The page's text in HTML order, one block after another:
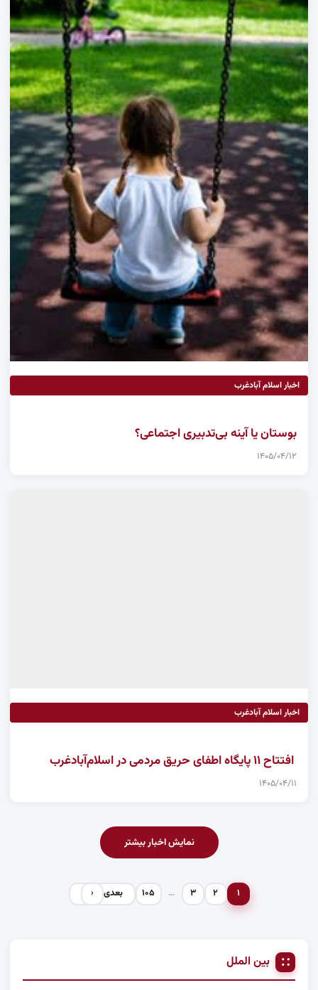
بین الملل
اخبار اسلام آبادغرب
بوستان یا آینه بی‌تدبیری اجتماعی؟
۱۴۰۵/۰۴/۱۲
اخبار اسلام آبادغرب
افتتاح ۱۱ پایگاه اطفای حریق مردمی در اسلام‌آبادغرب
۱۴۰۵/۰۴/۱۱
نمایش اخبار بیشتر
۱ ۲ ۳ … ۱۰۵ بعدی ‹